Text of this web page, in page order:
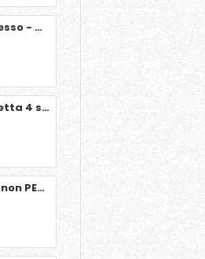
Coffee X-Presso - Aroma Decaff Svájci csoki
G.A.T. - Annetta 4 személyes
Eureka - Mignon PERFETTO 16CR